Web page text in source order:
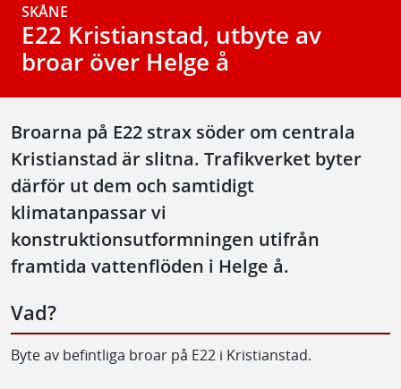
SKÅNE
E22 Kristianstad, utbyte av
broar över Helge å
Broarna på E22 strax söder om centrala
Kristianstad är slitna. Trafikverket byter
därför ut dem och samtidigt
klimatanpassar vi
konstruktionsutformningen utifrån
framtida vattenflöden i Helge å.
Vad?
Byte av befintliga broar på E22 i Kristianstad.